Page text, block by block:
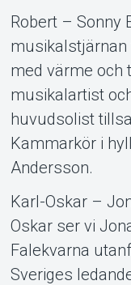
Robert – Sonny
musikalstjärnan
med värme och
musikalartist
huvudsolist
Kammarkör i
Andersson.
Karl-Oskar –
Oskar ser vi
Falekvarna
Sveriges